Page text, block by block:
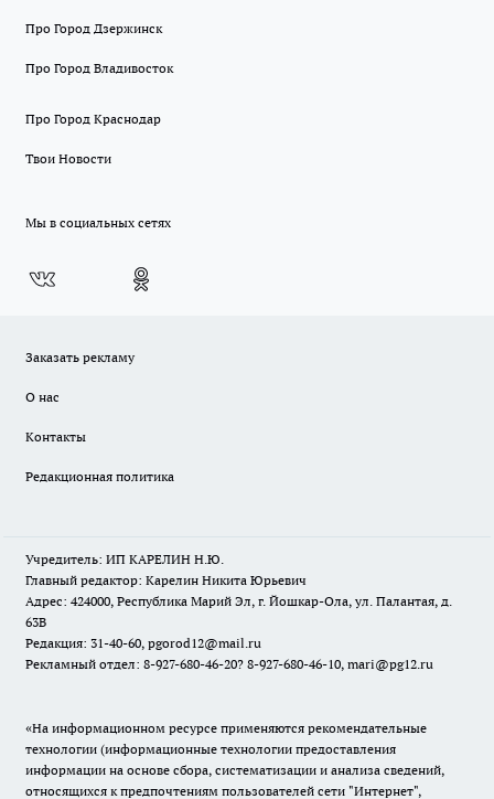
Про Город Дзержинск
Про Город Владивосток
Про Город Краснодар
Твои Новости
Мы в социальных сетях
Заказать рекламу
О нас
Контакты
Редакционная политика
Учредитель: ИП КАРЕЛИН Н.Ю.
Главный редактор: Карелин Никита Юрьевич
Адрес: 424000, Республика Марий Эл, г. Йошкар-Ола, ул. Палантая, д.
63В
Редакция: 31-40-60, pgorod12@mail.ru
Рекламный отдел: 8-927-680-46-20? 8-927-680-46-10, mari@pg12.ru
«На информационном ресурсе применяются рекомендательные
технологии (информационные технологии предоставления
информации на основе сбора, систематизации и анализа сведений,
относящихся к предпочтениям пользователей сети "Интернет",